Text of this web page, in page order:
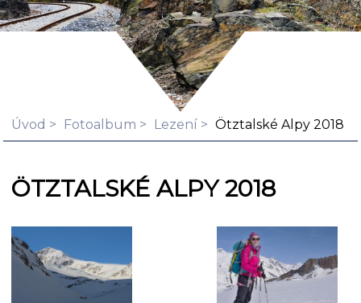
Úvod Fotoalbum Lezení Ötztalské Alpy 2018
ÖTZTALSKÉ ALPY 2018